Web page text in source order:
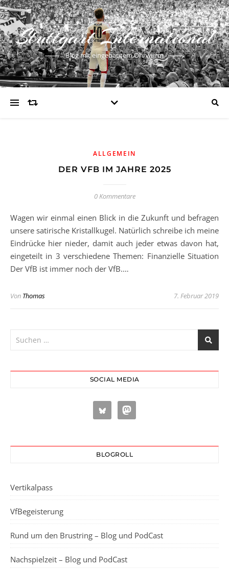
Stuttgart International
Blog mit eingebautem Ohrwurm
ALLGEMEIN
DER VFB IM JAHRE 2025
0 Kommentare
Wagen wir einmal einen Blick in die Zukunft und befragen
unsere satirische Kristallkugel. Natürlich schreibe ich meine
Eindrücke hier nieder, damit auch jeder etwas davon hat,
eingeteilt in 3 verschiedene Themen: Finanzielle Situation
Der VfB ist immer noch der VfB.…
Von Thomas 7. Februar 2019
SOCIAL MEDIA
BLOGROLL
Vertikalpass
VfBegeisterung
Rund um den Brustring – Blog und PodCast
Nachspielzeit – Blog und PodCast